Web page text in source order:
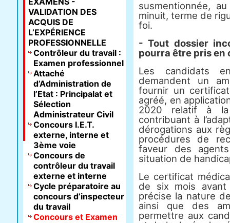
susmentionnée,
minuit, terme de
foi.
- Tout dossier
pourra être pris en
Les candidats
demandent un
fournir un
agréé, en
2020 relatif à la
contribuant à
dérogations aux
procédures de
faveur des
situation de
Le certificat
de six mois avant
précise la nature
ainsi que des
permettre aux
VALIDATION DES
ACQUIS DE
L’EXPÉRIENCE
PROFESSIONNELLE
Contrôleur du travail :
Examen professionnel
Attaché
d’Administration de
l’Etat : Principalat et
Sélection
Administrateur Civil
Concours I.E.T.
externe, interne et
3ème voie
Concours de
contrôleur du travail
externe et interne
Cycle préparatoire au
concours d’inspecteur
du travail
Concours et Examen